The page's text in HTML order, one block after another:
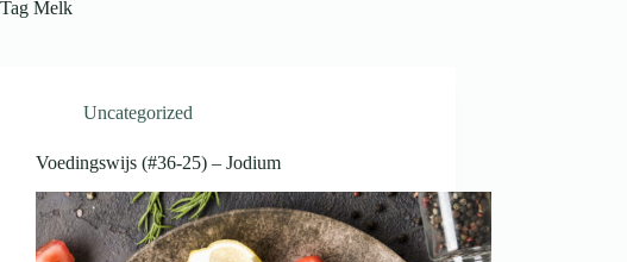
Tag Melk
Uncategorized
Voedingswijs (#36-25) – Jodium